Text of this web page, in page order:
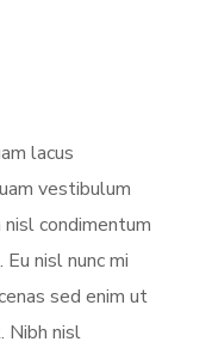
lacus
vestibulum
condimentum
nisl nunc mi
sed enim ut
Nibh nisl